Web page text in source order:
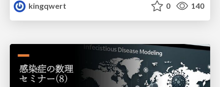
kingqwert
0 140